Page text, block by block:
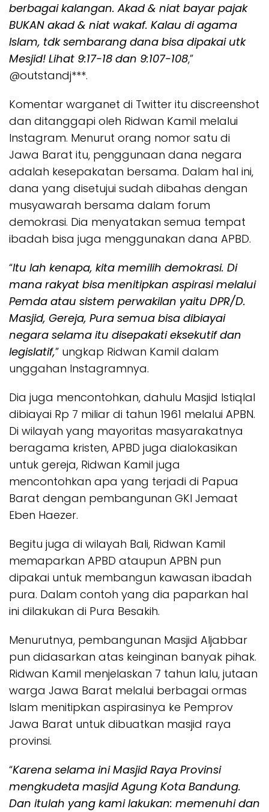
berbagai kalangan. Akad & niat bayar pajak
BUKAN akad & niat wakaf. Kalau di agama
Islam, tdk sembarang dana bisa dipakai utk
Mesjid! Lihat 9:17-18 dan 9:107-108,”
@outstandj***.
Komentar warganet di Twitter itu discreenshot
dan ditanggapi oleh Ridwan Kamil melalui
Instagram. Menurut orang nomor satu di
Jawa Barat itu, penggunaan dana negara
adalah kesepakatan bersama. Dalam hal ini,
dana yang disetujui sudah dibahas dengan
musyawarah bersama dalam forum
demokrasi. Dia menyatakan semua tempat
ibadah bisa juga menggunakan dana APBD.
“Itu lah kenapa, kita memilih demokrasi. Di
mana rakyat bisa menitipkan aspirasi melalui
Pemda atau sistem perwakilan yaitu DPR/D.
Masjid, Gereja, Pura semua bisa dibiayai
negara selama itu disepakati eksekutif dan
legislatif,” ungkap Ridwan Kamil dalam
unggahan Instagramnya.
Dia juga mencontohkan, dahulu Masjid Istiqlal
dibiayai Rp 7 miliar di tahun 1961 melalui APBN.
Di wilayah yang mayoritas masyarakatnya
beragama kristen, APBD juga dialokasikan
untuk gereja, Ridwan Kamil juga
mencontohkan apa yang terjadi di Papua
Barat dengan pembangunan GKI Jemaat
Eben Haezer.
Begitu juga di wilayah Bali, Ridwan Kamil
memaparkan APBD ataupun APBN pun
dipakai untuk membangun kawasan ibadah
pura. Dalam contoh yang dia paparkan hal
ini dilakukan di Pura Besakih.
Menurutnya, pembangunan Masjid Aljabbar
pun didasarkan atas keinginan banyak pihak.
Ridwan Kamil menjelaskan 7 tahun lalu, jutaan
warga Jawa Barat melalui berbagai ormas
Islam menitipkan aspirasinya ke Pemprov
Jawa Barat untuk dibuatkan masjid raya
provinsi.
“Karena selama ini Masjid Raya Provinsi
mengkudeta masjid Agung Kota Bandung.
Dan itulah yang kami lakukan: memenuhi dan